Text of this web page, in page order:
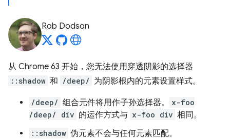
Rob Dodson
从 Chrome 63 开始，您无法使用穿透阴影的选择器
::shadow 和 /deep/ 为阴影根内的元素设置样式。
/deep/ 组合元件将用作子孙选择器。
x-foo
/deep/ div 的运作方式与 x-foo div 相同。
::shadow 伪元素不会与任何元素匹配。